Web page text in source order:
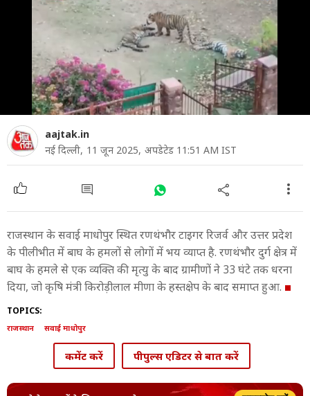
aajtak.in
नई दिल्ली, 11 जून 2025, अपडेटेड 11:51 AM IST
राजस्थान के सवाई माधोपुर स्थित रणथंभौर टाइगर रिजर्व और उत्तर प्रदेश
के पीलीभीत में बाघ के हमलों से लोगों में भय व्याप्त है. रणथंभौर दुर्ग क्षेत्र में
बाघ के हमले से एक व्यक्ति की मृत्यु के बाद ग्रामीणों ने 33 घंटे तक धरना
दिया, जो कृषि मंत्री किरोड़ीलाल मीणा के हस्तक्षेप के बाद समाप्त हुआ.
TOPICS:
राजस्थान सवाई माधोपुर
कमेंट करें पीपुल्स एडिटर से बात करें